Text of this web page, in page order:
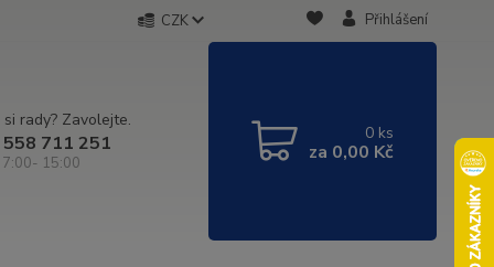
CZK Přihlášení
rady? Zavolejte.
711 251
7:00- 15:00
0 ks
za 0,00 Kč